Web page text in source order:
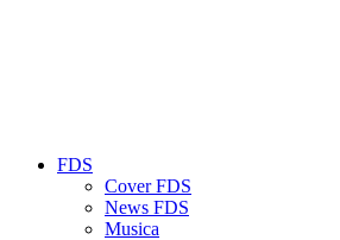
FDS
Cover FDS
News FDS
Musica